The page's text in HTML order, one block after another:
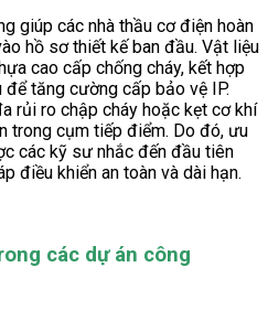
giúp các nhà thầu cơ điện hoàn
hồ sơ thiết kế ban đầu. Vật liệu
cao cấp chống cháy, kết hợp
tăng cường cấp bảo vệ IP.
rủi ro chập cháy hoặc kẹt cơ khí
trong cụm tiếp điểm. Do đó, ưu
các kỹ sư nhắc đến đầu tiên
điều khiển an toàn và dài hạn.
các dự án công